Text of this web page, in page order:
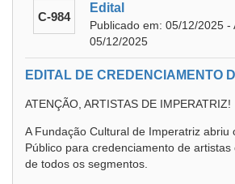
C-984
Edital
Publicado em: 05/12/2025 -
05/12/2025
EDITAL DE CREDENCIAMENTO
ATENÇÃO, ARTISTAS DE IMPERATRIZ!
A Fundação Cultural de Imperatriz abriu
Público para credenciamento de
de todos os segmentos.